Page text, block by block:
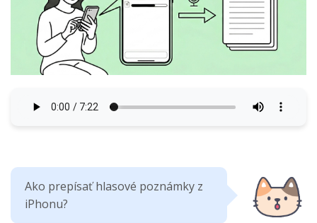
Ako prepísať hlasové poznámky z
iPhonu?